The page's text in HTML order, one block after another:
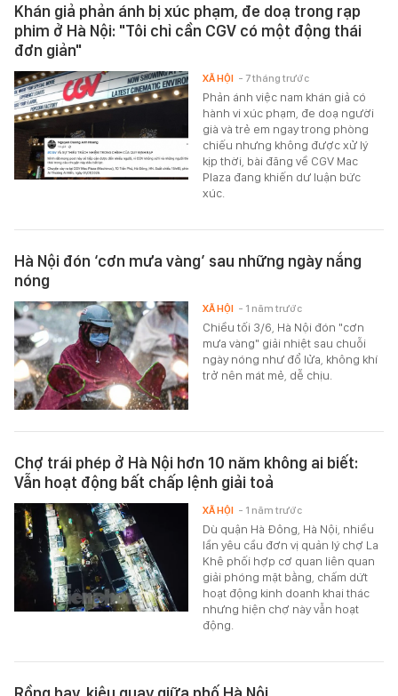
Khán giả phản ánh bị xúc phạm, đe doạ trong rạp
phim ở Hà Nội: "Tôi chỉ cần CGV có một động thái
đơn giản"
Phản ánh việc nam khán giả có
hành vi xúc phạm, đe doạ người
già và trẻ em ngay trong phòng
chiếu nhưng không được xử lý
kịp thời, bài đăng về CGV Mac
Plaza đang khiến dư luận bức
xúc.
XÃ HỘI - 7 tháng trước
Hà Nội đón ‘cơn mưa vàng’ sau những ngày nắng
nóng
Chiều tối 3/6, Hà Nội đón "cơn
mưa vàng" giải nhiệt sau chuỗi
ngày nóng như đổ lửa, không khí
trở nên mát mẻ, dễ chịu.
XÃ HỘI - 1 năm trước
Chợ trái phép ở Hà Nội hơn 10 năm không ai biết:
Vẫn hoạt động bất chấp lệnh giải toả
Dù quận Hà Đông, Hà Nội, nhiều
lần yêu cầu đơn vị quản lý chợ La
Khê phối hợp cơ quan liên quan
giải phóng mặt bằng, chấm dứt
hoạt động kinh doanh khai thác
nhưng hiện chợ này vẫn hoạt
động.
XÃ HỘI - 1 năm trước